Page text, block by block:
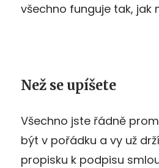
všechno funguje tak, jak
Než se upíšete
Všechno jste řádně
být v pořádku a vy už
propisku k podpisu